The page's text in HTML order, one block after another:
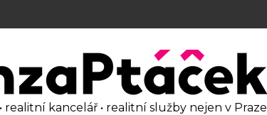
realitní kancelář • realitní služby nejen v Praze